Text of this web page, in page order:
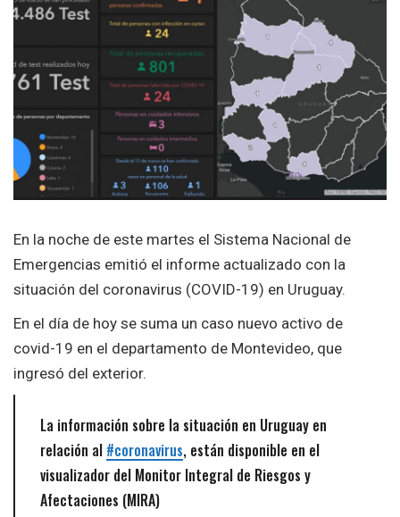
En la noche de este martes el Sistema Nacional de
Emergencias emitió el informe actualizado con la
situación del coronavirus (COVID-19) en Uruguay.
En el día de hoy se suma un caso nuevo activo de
covid-19 en el departamento de Montevideo, que
ingresó del exterior.
La información sobre la situación en Uruguay en
relación al #coronavirus, están disponible en el
visualizador del Monitor Integral de Riesgos y
Afectaciones (MIRA)